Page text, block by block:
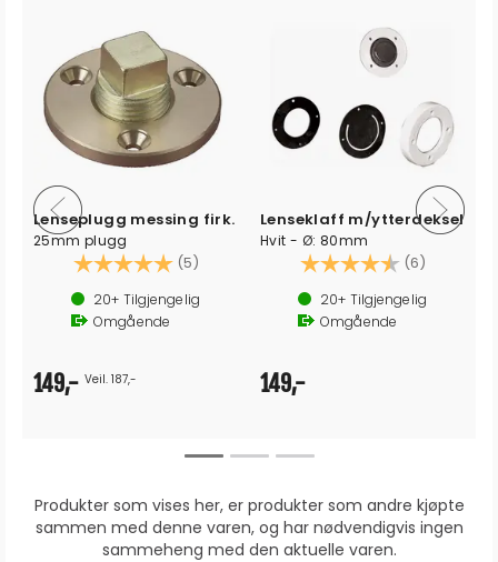
Lenseplugg messing firk.
25mm plugg
Karakter: (5) 5.0 av 5 mulige
20+ Tilgjengelig
Omgående
149,- Veil. 187,-
Lenseklaff m/ytterdeksel
Hvit - Ø: 80mm
Karakter: (6)
20+ Tilgjengelig
Omgående
149,-
Produkter som vises her, er produkter som andre kjøpte
sammen med denne varen, og har nødvendigvis ingen
sammeheng med den aktuelle varen.